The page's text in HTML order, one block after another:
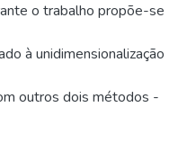
o trabalho propõe-se
à unidimensionalização
outros dois métodos -